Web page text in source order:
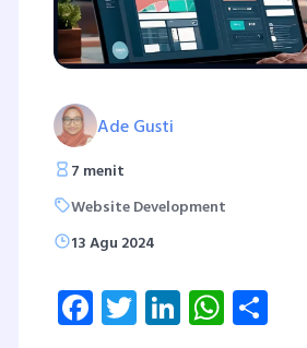
Ade Gusti
7 menit
Website Development
13 Agu 2024
Facebook
Twitter
LinkedIn